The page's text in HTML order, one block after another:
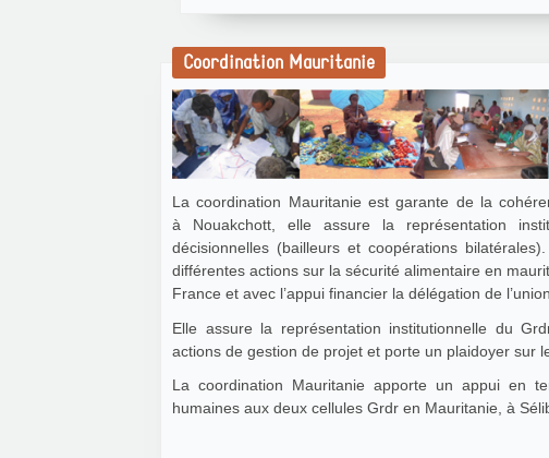
Coordination Mauritanie
La coordination Mauritanie est garante de la
à Nouakchott, elle assure la représentation
décisionnelles (bailleurs et coopérations
différentes actions sur la sécurité alimentaire en
France et avec l’appui financier la délégation de
Elle assure la représentation institutionnelle du
actions de gestion de projet et porte un plaidoyer sur
La coordination Mauritanie apporte un appui en
humaines aux deux cellules Grdr en Mauritanie, à